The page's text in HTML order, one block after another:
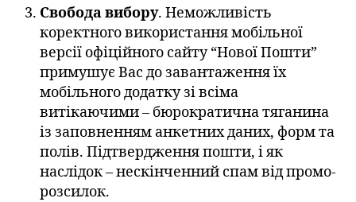
Свобода вибору. Неможливість
коректного використання мобільної
версії офіційного сайту “Нової Пошти”
примушує Вас до завантаження їх
мобільного додатку зі всіма
витікаючими – бюрократична тяганина
із заповненням анкетних даних, форм та
полів. Підтвердження пошти, і як
наслідок – нескінченний спам від промо-
розсилок.